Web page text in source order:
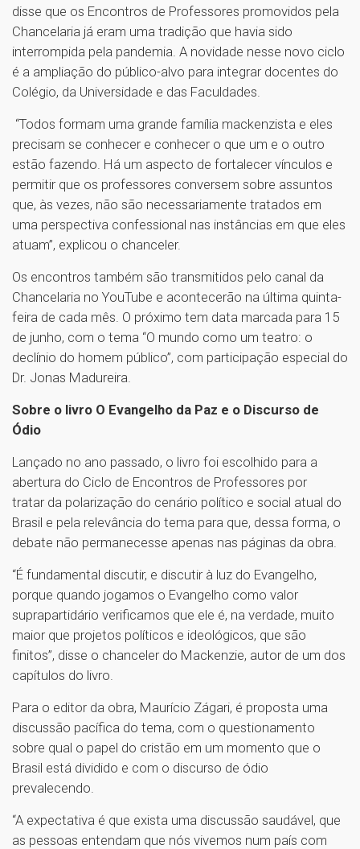
disse que os Encontros de Professores promovidos pela
Chancelaria já eram uma tradição que havia sido
interrompida pela pandemia. A novidade nesse novo ciclo
é a ampliação do público-alvo para integrar docentes do
Colégio, da Universidade e das Faculdades.
“Todos formam uma grande família mackenzista e eles
precisam se conhecer e conhecer o que um e o outro
estão fazendo. Há um aspecto de fortalecer vínculos e
permitir que os professores conversem sobre assuntos
que, às vezes, não são necessariamente tratados em
uma perspectiva confessional nas instâncias em que eles
atuam”, explicou o chanceler.
Os encontros também são transmitidos pelo canal da
Chancelaria no YouTube e acontecerão na última quinta-
feira de cada mês. O próximo tem data marcada para 15
de junho, com o tema “O mundo como um teatro: o
declínio do homem público”, com participação especial do
Dr. Jonas Madureira.
Sobre o livro O Evangelho da Paz e o Discurso de
Ódio
Lançado no ano passado, o livro foi escolhido para a
abertura do Ciclo de Encontros de Professores por
tratar da polarização do cenário político e social atual do
Brasil e pela relevância do tema para que, dessa forma, o
debate não permanecesse apenas nas páginas da obra.
“É fundamental discutir, e discutir à luz do Evangelho,
porque quando jogamos o Evangelho como valor
suprapartidário verificamos que ele é, na verdade, muito
maior que projetos políticos e ideológicos, que são
finitos”, disse o chanceler do Mackenzie, autor de um dos
capítulos do livro.
Para o editor da obra, Maurício Zágari, é proposta uma
discussão pacífica do tema, com o questionamento
sobre qual o papel do cristão em um momento que o
Brasil está dividido e com o discurso de ódio
prevalecendo.
“A expectativa é que exista uma discussão saudável, que
as pessoas entendam que nós vivemos num país com